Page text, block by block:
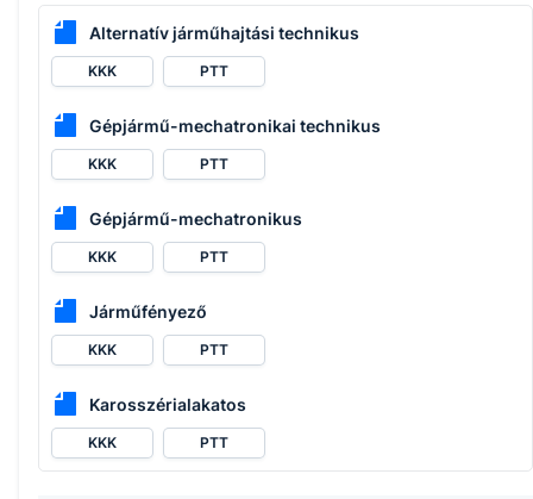
Alternatív járműhajtási technikus
KKK PTT
Gépjármű-mechatronikai technikus
KKK PTT
Gépjármű-mechatronikus
KKK PTT
Járműfényező
KKK PTT
Karosszérialakatos
KKK PTT